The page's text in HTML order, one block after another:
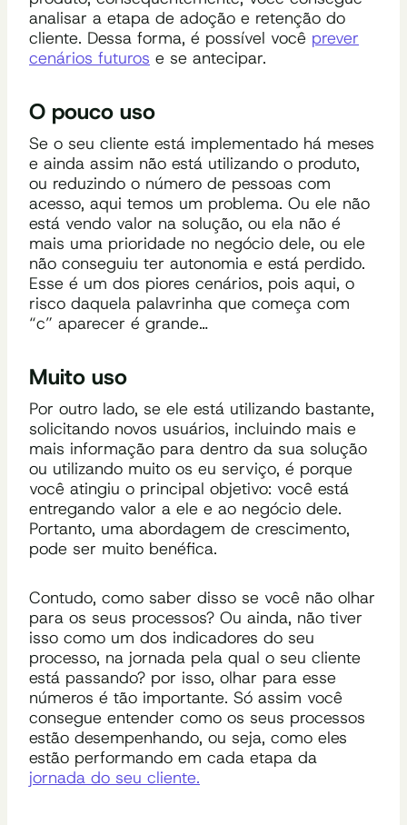
analisar a etapa de adoção e retenção do
cliente. Dessa forma, é possível você prever
cenários futuros e se antecipar.
O pouco uso
Se o seu cliente está implementado há meses
e ainda assim não está utilizando o produto,
ou reduzindo o número de pessoas com
acesso, aqui temos um problema. Ou ele não
está vendo valor na solução, ou ela não é
mais uma prioridade no negócio dele, ou ele
não conseguiu ter autonomia e está perdido.
Esse é um dos piores cenários, pois aqui, o
risco daquela palavrinha que começa com
“c” aparecer é grande…
Muito uso
Por outro lado, se ele está utilizando bastante,
solicitando novos usuários, incluindo mais e
mais informação para dentro da sua solução
ou utilizando muito os eu serviço, é porque
você atingiu o principal objetivo: você está
entregando valor a ele e ao negócio dele.
Portanto, uma abordagem de crescimento,
pode ser muito benéfica.
Contudo, como saber disso se você não olhar
para os seus processos? Ou ainda, não tiver
isso como um dos indicadores do seu
processo, na jornada pela qual o seu cliente
está passando? por isso, olhar para esse
números é tão importante. Só assim você
consegue entender como os seus processos
estão desempenhando, ou seja, como eles
estão performando em cada etapa da
jornada do seu cliente.